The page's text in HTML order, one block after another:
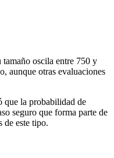
oscila entre 750 y
aunque otras evaluaciones
que la probabilidad de
seguro que forma parte de
de este tipo.